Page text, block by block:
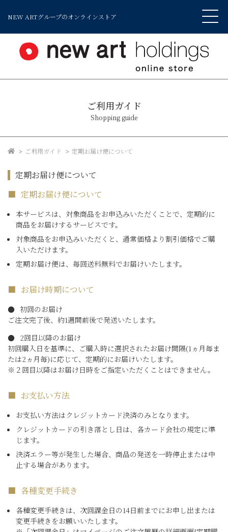
NEW ARTグループのオンラインストア
ご利用ガイド
Shopping guide
ご利用ガイド 定期お届け便について
定期お届け便について
定期お届け便について
本サービスは、対象商品をお申込みいただくことで、定期的に
商品をお届けするサービスです。
対象商品をお申込みいただくと、通常価格より割引価格でご購
入いただけます。
定期お届け便は、毎回送料無料でお届けいたします。
お届け時期について
初回のお届け
ご注文完了後、約1週間前後で発送いたします。
2回目以降のお届け
初回購入日を基準に、ご購入時に選択されたお届け間隔(1ヵ月毎ま
たは2ヵ月毎)に応じて、定期的にお届けいたします。
※２回目以降はお届け日時をご指定いただくことはできません。
お支払い方法
お支払い方法はクレジットカード決済のみとなります。
クレジットカードの引き落とし日は、各カード会社の規定に準
じます。
決済エラー等が発生した場合、商品の発送を一時停止または中
止する場合があります。
各種変更手続き
各種変更手続きは、次回課金日の14日前までにお申し出または
変更手続きをお願いいたします。